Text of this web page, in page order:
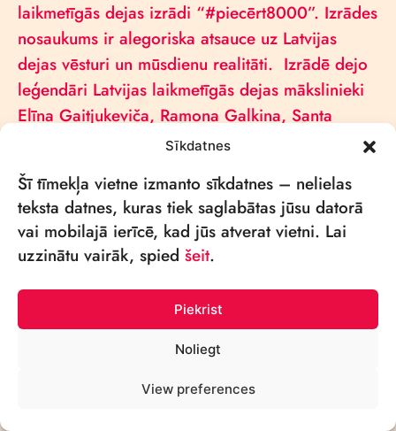
Sīkdatnes
Šī tīmekļa vietne izmanto sīkdatnes – nelielas
teksta datnes, kuras tiek saglabātas jūsu datorā
vai mobilajā ierīcē, kad jūs atverat vietni. Lai
uzzinātu vairāk, spied šeit.
Piekrist
Noliegt
View preferences
laikmetīgās dejas izrādi “#piecērt8000”. Izrādes
nosaukums ir alegoriska atsauce uz Latvijas
dejas vēsturi un mūsdienu realitāti. Izrādē dejo
leģendāri Latvijas laikmetīgās dejas mākslinieki
Elīna Gaitjukeviča, Ramona Galkina, Santa
Grīnfelde, Ilze Zīriņa, Olga Žitluhina, Dmitrijs
Gaitjukevičs, Aldis Liepiņš un Valērijs Oļehno.
Izrāde tika veidota Latvijas Dejas informācijas
centra iniciētā projekta “Dejas māja laikmetīgās
mākslas telpā Kurtuve, Valmierā” programmas
“Sildošā rezidence” ietvaros ar VKKF atbalstu
2025. gada nogalē. Rezidences mākslinieki tika
aicināti reflektēt par 2026. gadā gaidāmās
Latvijas laikmetīgās dejas 30 gadu jubilejas